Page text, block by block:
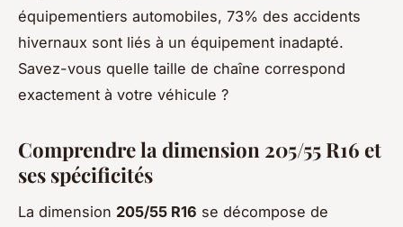
équipementiers automobiles, 73% des accidents
hivernaux sont liés à un équipement inadapté.
Savez-vous quelle taille de chaîne correspond
exactement à votre véhicule ?
Comprendre la dimension 205/55 R16 et
ses spécificités
La dimension 205/55 R16 se décompose de